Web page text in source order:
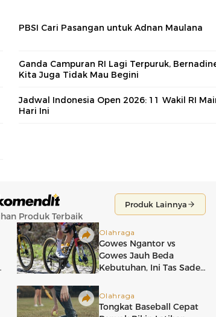
PBSI Cari Pasangan untuk Adnan Maulana
Ganda Campuran RI Lagi Terpuruk,
Kita Juga Tidak Mau Begini
Jadwal Indonesia Open 2026: 11 Wakil RI
Hari Ini